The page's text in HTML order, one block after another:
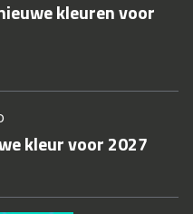
kleuren voor
kleur voor 2027